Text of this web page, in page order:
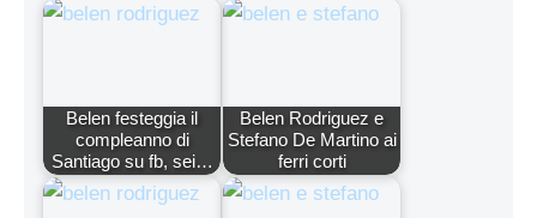
Belen festeggia il
compleanno di
Santiago su fb, sei…
Belen Rodriguez e
Stefano De Martino ai
ferri corti